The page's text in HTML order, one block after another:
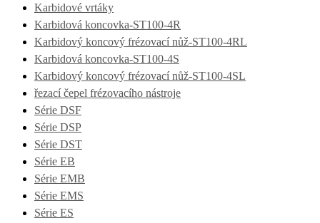
Karbidové vrtáky
Karbidová koncovka-ST100-4R
Karbidový koncový frézovací nůž-ST100-4RL
Karbidová koncovka-ST100-4S
Karbidový koncový frézovací nůž-ST100-4SL
řezací čepel frézovacího nástroje
Série DSF
Série DSP
Série DST
Série EB
Série EMB
Série EMS
Série ES